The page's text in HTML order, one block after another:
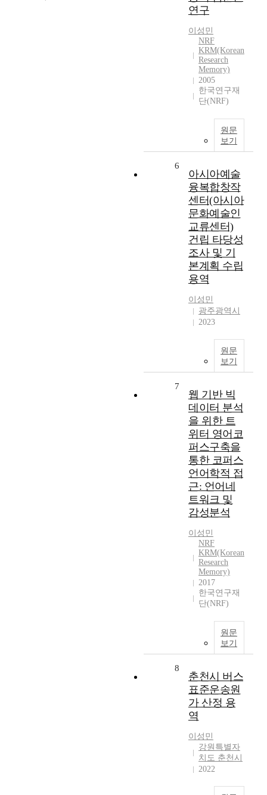
연구
이성민
NRF
KRM(Korean
Research
Memory)
2005
한국연구재
단(NRF)
원문
보기
6
아시아예술
융복합창작
센터(아시아
문화예술인
교류센터)
건립 타당성
조사 및 기
본계획 수립
용역
이성민
광주광역시
2023
원문
보기
7
웹 기반 빅
데이터 분석
을 위한 트
위터 영어코
퍼스구축을
통한 코퍼스
언어학적 접
근: 언어네
트워크 및
감성분석
이성민
NRF
KRM(Korean
Research
Memory)
2017
한국연구재
단(NRF)
원문
보기
8
춘천시 버스
표준운송원
가 산정 용
역
이성민
강원특별자
치도 춘천시
2022